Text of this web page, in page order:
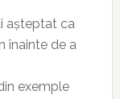
așteptat ca
înainte de a
exemple